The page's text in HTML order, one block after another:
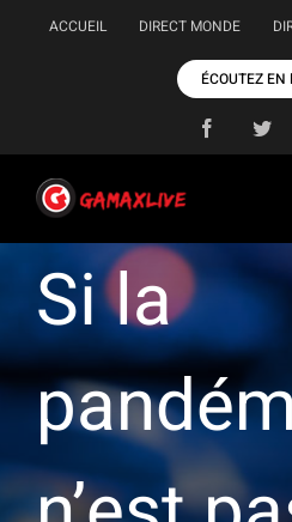
PasserACCUEIL DIRECT MONDE
ÉCOUTEZ EN
Facebook
Si la